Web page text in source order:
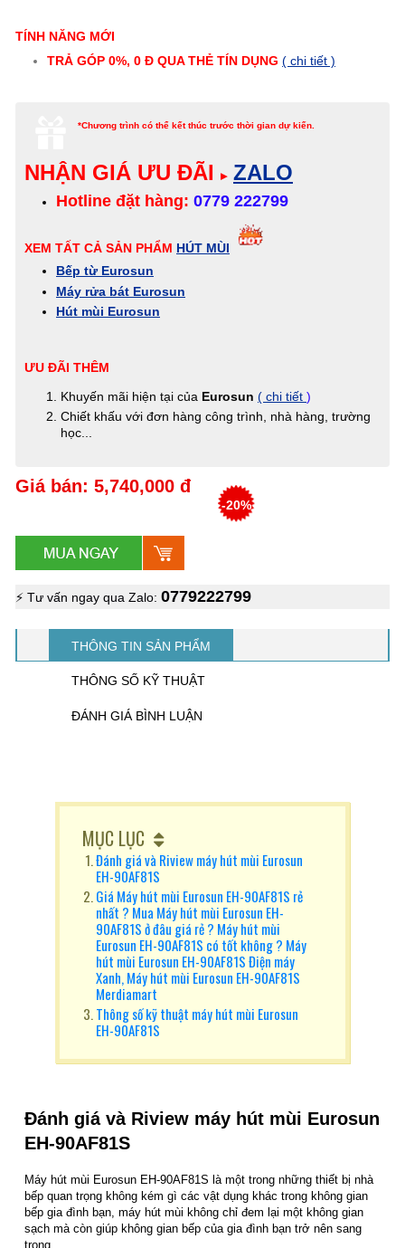
TÍNH NĂNG MỚI
TRẢ GÓP 0%, 0 Đ QUA THẺ TÍN DỤNG ( chi tiết )
*Chương trình có thể kết thúc trước thời gian dự kiến.
NHẬN GIÁ ƯU ĐÃI ▸ ZALO
Hotline đặt hàng: 0779 222799
XEM TẤT CẢ SẢN PHẨM HÚT MÙI
Bếp từ Eurosun
Máy rửa bát Eurosun
Hút mùi Eurosun
ƯU ĐÃI THÊM
Khuyến mãi hiện tại của Eurosun ( chi tiết )
Chiết khấu với đơn hàng công trình, nhà hàng, trường
học...
Giá bán: 5,740,000 đ
-20%
⚡ Tư vấn ngay qua Zalo: 0779222799
THÔNG TIN SẢN PHẨM
THÔNG SỐ KỸ THUẬT
ĐÁNH GIÁ BÌNH LUẬN
MỤC LỤC
Đánh giá và Riview máy hút mùi Eurosun
EH-90AF81S
Giá Máy hút mùi Eurosun EH-90AF81S rẻ
nhất ? Mua Máy hút mùi Eurosun EH-
90AF81S ở đâu giá rẻ ? Máy hút mùi
Eurosun EH-90AF81S có tốt không ? Máy
hút mùi Eurosun EH-90AF81S Điện máy
Xanh, Máy hút mùi Eurosun EH-90AF81S
Merdiamart
Thông số kỹ thuật máy hút mùi Eurosun
EH-90AF81S
Đánh giá và Riview máy hút mùi Eurosun
EH-90AF81S
Máy hút mùi Eurosun EH-90AF81S là một trong những thiết bị nhà
bếp quan trọng không kém gì các vật dụng khác trong không gian
bếp gia đình bạn, máy hút mùi không chỉ đem lại một không gian
sạch mà còn giúp không gian bếp của gia đình bạn trở nên sang
trọng.